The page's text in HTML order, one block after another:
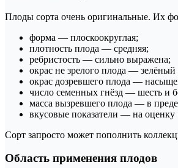
Плоды сорта очень оригинальные. Их
форма — плоскоокруглая;
плотность плода — средняя;
ребристость — сильно выражена;
окрас не зрелого плода —
окрас дозревшего плода —
число семенных гнёзд — шесть и
масса вызревшего плода — в
вкусовые показатели — на оценку
Сорт запросто может пополнить
Область применения плодов